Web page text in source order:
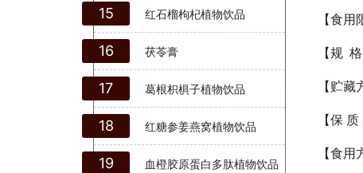
15 红石榴枸杞植物饮品
16 茯苓膏
17 葛根枳椇子植物饮品
18 红糖参姜燕窝植物饮品
19 血橙胶原蛋白多肽植物饮品
【食
【规
【贮
【保
【食